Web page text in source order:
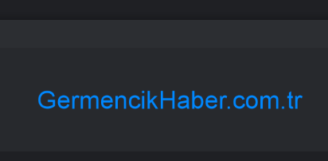
Bayram Tebrikleri